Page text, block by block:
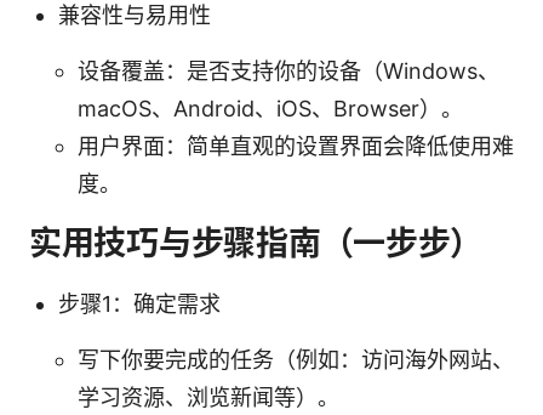
兼容性与易用性
设备覆盖：是否支持你的设备（Windows、
macOS、Android、iOS、Browser）。
用户界面：简单直观的设置界面会降低使用难
度。
实用技巧与步骤指南（一步步）
步骤1：确定需求
写下你要完成的任务（例如：访问海外网站、
学习资源、浏览新闻等）。